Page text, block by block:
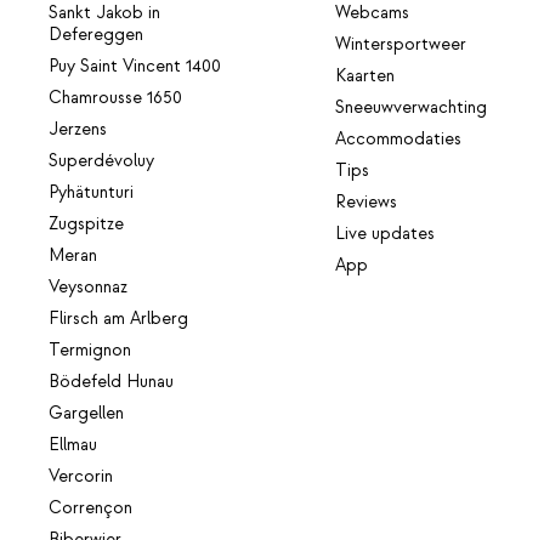
Sankt Jakob in
Defereggen
Puy Saint Vincent 1400
Chamrousse 1650
Jerzens
Superdévoluy
Pyhätunturi
Zugspitze
Meran
Veysonnaz
Flirsch am Arlberg
Termignon
Bödefeld Hunau
Gargellen
Ellmau
Vercorin
Corrençon
Webcams
Wintersportweer
Kaarten
Sneeuwverwachting
Accommodaties
Tips
Reviews
Live updates
App